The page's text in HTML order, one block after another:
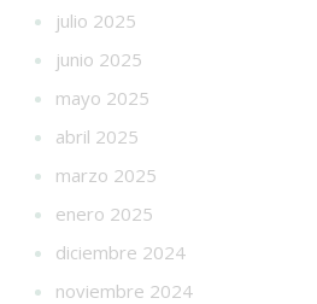
julio 2025
junio 2025
mayo 2025
abril 2025
marzo 2025
enero 2025
diciembre 2024
noviembre 2024